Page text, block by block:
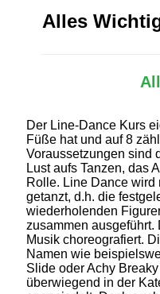
Alles
Der Line-Dance Kurs
Füße hat und auf 8
Voraussetzungen sind
Lust aufs Tanzen, das
Rolle. Line Dance
getanzt, d.h. die
wiederholenden
zusammen
Musik choreografiert.
Namen wie
Slide oder Achy
überwiegend in der